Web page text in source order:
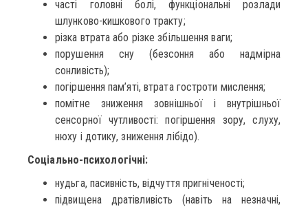
часті головні болі, функціональні розлади
шлунково-кишкового тракту;
різка втрата або різке збільшення ваги;
порушення сну (безсоння або надмірна
сонливість);
погіршення пам’яті, втрата гостроти мислення;
помітне зниження зовнішньої і внутрішньої
сенсорної чутливості: погіршення зору, слуху,
нюху і дотику, зниження лібідо).
Соціально-психологічні:
нудьга, пасивність, відчуття пригніченості;
підвищена дратівливість (навіть на незначні,